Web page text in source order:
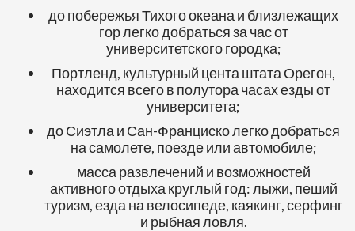
до побережья Тихого океана и близлежащих
гор легко добраться за час от
университетского городка;
Портленд, культурный цента штата Орегон,
находится всего в полутора часах езды от
университета;
до Сиэтла и Сан-Франциско легко добраться
на самолете, поезде или автомобиле;
масса развлечений и возможностей
активного отдыха круглый год: лыжи, пеший
туризм, езда на велосипеде, каякинг, серфинг
и рыбная ловля.